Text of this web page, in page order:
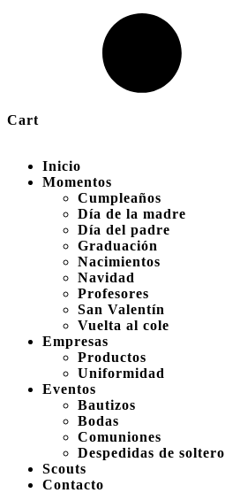
Cart
Inicio
Momentos
Cumpleaños
Día de la madre
Día del padre
Graduación
Nacimientos
Navidad
Profesores
San Valentín
Vuelta al cole
Empresas
Productos
Uniformidad
Eventos
Bautizos
Bodas
Comuniones
Despedidas de soltero
Scouts
Contacto